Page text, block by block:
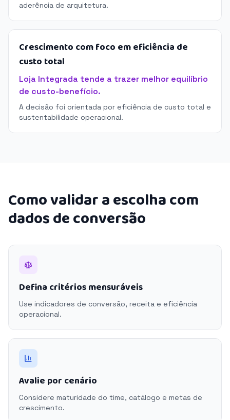
aderência de arquitetura.
Crescimento com foco em eficiência de
custo total
Loja Integrada tende a trazer melhor equilíbrio
de custo-benefício.
A decisão foi orientada por eficiência de custo total e
sustentabilidade operacional.
Como validar a escolha com
dados de conversão
Defina critérios mensuráveis
Use indicadores de conversão, receita e eficiência
operacional.
Avalie por cenário
Considere maturidade do time, catálogo e metas de
crescimento.